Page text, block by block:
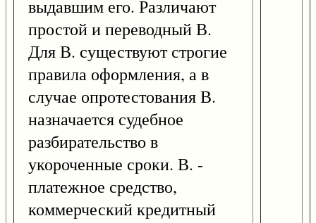
выдавшим его. Различают
простой и переводный В.
Для В. существуют строгие
правила оформления, а в
случае опротестования В.
назначается судебное
разбирательство в
укороченные сроки. В. -
платежное средство,
коммерческий кредитный